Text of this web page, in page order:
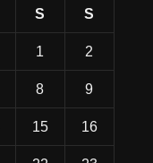
S S
1 2
8 9
15 16